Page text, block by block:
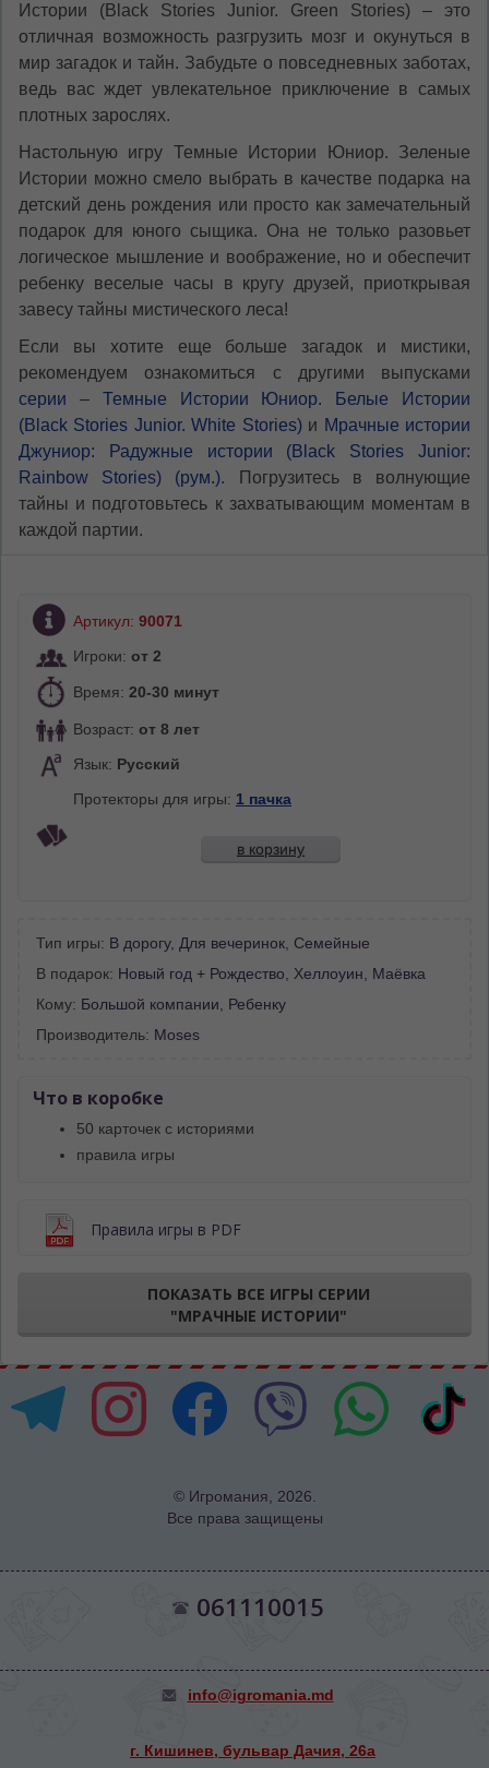
Истории (Black Stories Junior. Green Stories) – это
отличная возможность разгрузить мозг и окунуться в
мир загадок и тайн. Забудьте о повседневных заботах,
ведь вас ждет увлекательное приключение в самых
плотных зарослях.
Настольную игру Темные Истории Юниор. Зеленые
Истории можно смело выбрать в качестве подарка на
детский день рождения или просто как замечательный
подарок для юного сыщика. Она не только разовьет
логическое мышление и воображение, но и обеспечит
ребенку веселые часы в кругу друзей, приоткрывая
завесу тайны мистического леса!
Если вы хотите еще больше загадок и мистики,
рекомендуем ознакомиться с другими выпусками
серии – Темные Истории Юниор. Белые Истории
(Black Stories Junior. White Stories)и Мрачные истории
Джуниор: Радужные истории (Black Stories Junior:
Rainbow Stories) (рум.). Погрузитесь в волнующие
тайны и подготовьтесь к захватывающим моментам в
каждой партии.
Артикул: 90071
Игроки: от 2
Время: 20-30 минут
Возраст: от 8 лет
Язык: Русский
Протекторы для игры: 1 пачка
в корзину
Тип игры: В дорогу, Для вечеринок, Семейные
В подарок: Новый год + Рождество, Хеллоуин, Маёвка
Кому: Большой компании, Ребенку
Производитель: Moses
Что в коробке
50 карточек с историями
правила игры
Правила игры в PDF
ПОКАЗАТЬ ВСЕ ИГРЫ СЕРИИ
"МРАЧНЫЕ ИСТОРИИ"
© Игромания, 2026.
Все права защищены
061110015
info@igromania.md
г. Кишинев, бульвар Дачия, 26а